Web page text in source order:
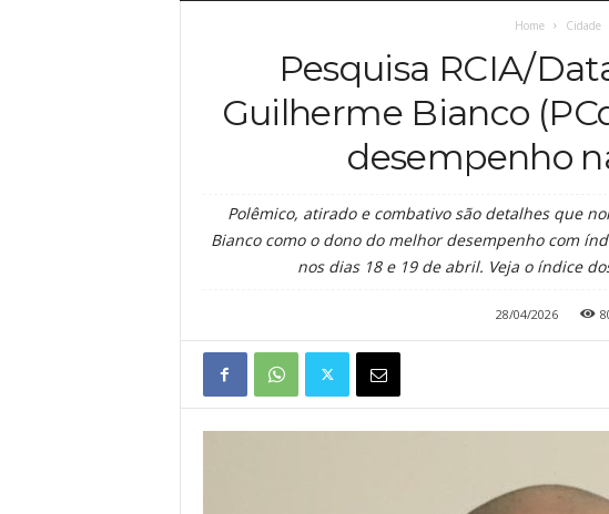
Home Cidade
Pesquisa RCIA/
Guilherme Bianco
desempenho
Polêmico, atirado e combativo são detalhes que
Bianco como o dono do melhor desempenho com
nos dias 18 e 19 de abril. Veja o índice
28/04/2026